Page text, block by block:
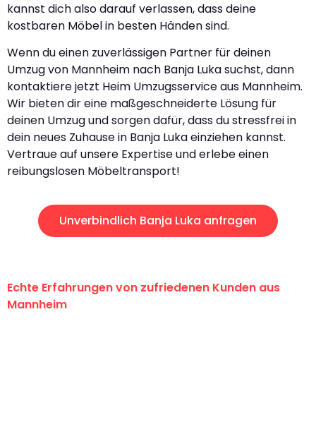
kannst dich also darauf verlassen, dass deine
kostbaren Möbel in besten Händen sind.
Wenn du einen zuverlässigen Partner für deinen
Umzug von Mannheim nach Banja Luka suchst, dann
kontaktiere jetzt Heim Umzugsservice aus Mannheim.
Wir bieten dir eine maßgeschneiderte Lösung für
deinen Umzug und sorgen dafür, dass du stressfrei in
dein neues Zuhause in Banja Luka einziehen kannst.
Vertraue auf unsere Expertise und erlebe einen
reibungslosen Möbeltransport!
Unverbindlich Banja Luka anfragen
Echte Erfahrungen von zufriedenen Kunden aus
Mannheim